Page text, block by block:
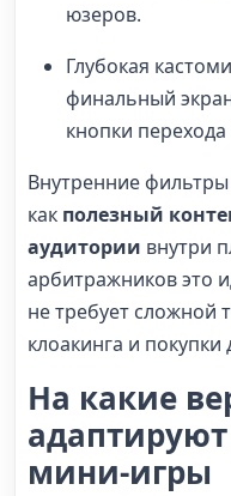
юзеров.
Глубокая
финальный
кнопки
Внутренние
как полезный
аудитории внутри
арбитражников это
не требует сложной
клоакинга и
На какие
мини-игры